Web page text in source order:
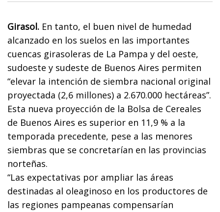
Girasol. En tanto, el buen nivel de humedad
alcanzado en los suelos en las importantes
cuencas girasoleras de La Pampa y del oeste,
sudoeste y sudeste de Buenos Aires permiten
“elevar la intención de siembra nacional original
proyectada (2,6 millones) a 2.670.000 hectáreas”.
Esta nueva proyección de la Bolsa de Cereales
de Buenos Aires es superior en 11,9 % a la
temporada precedente, pese a las menores
siembras que se concretarían en las provincias
norteñas.
“Las expectativas por ampliar las áreas
destinadas al oleaginoso en los productores de
las regiones pampeanas compensarían